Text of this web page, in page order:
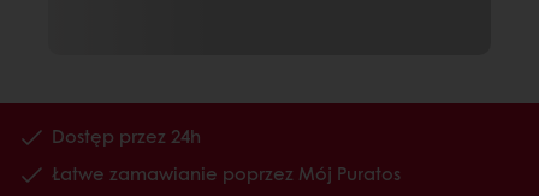
Dostęp przez 24h
Łatwe zamawianie poprzez Mój Puratos